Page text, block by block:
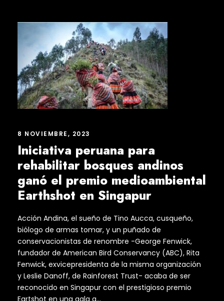
8 NOVIEMBRE, 2023
Iniciativa peruana para
rehabilitar bosques andinos
ganó el premio medioambiental
Earthshot en Singapur
Acción Andina, el sueño de Tino Aucca, cusqueño,
biólogo de armas tomar, y un puñado de
conservacionistas de renombre -George Fenwick,
fundador de American Bird Conservancy (ABC), Rita
Fenwick, exvicepresidenta de la misma organización
y Leslie Danoff, de Rainforest Trust- acaba de ser
reconocido en Singapur con el prestigioso premio
Eartshot en una gala a...